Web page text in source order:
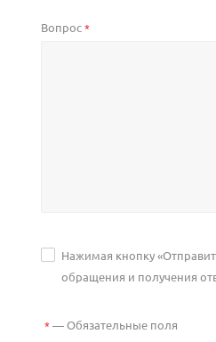
Вопрос*
Нажимая кнопку
обращения и получения
*—Обязательные поля